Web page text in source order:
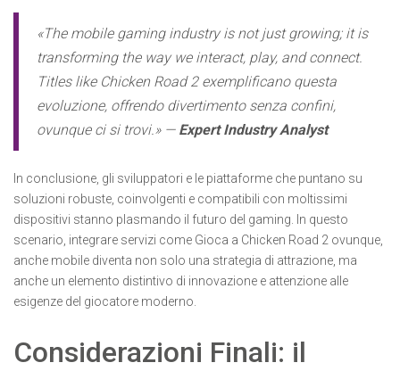
«The mobile gaming industry is not just growing; it is
transforming the way we interact, play, and connect.
Titles like Chicken Road 2 exemplificano questa
evoluzione, offrendo divertimento senza confini,
ovunque ci si trovi.» — Expert Industry Analyst
In conclusione, gli sviluppatori e le piattaforme che puntano su
soluzioni robuste, coinvolgenti e compatibili con moltissimi
dispositivi stanno plasmando il futuro del gaming. In questo
scenario, integrare servizi come Gioca a Chicken Road 2 ovunque,
anche mobile diventa non solo una strategia di attrazione, ma
anche un elemento distintivo di innovazione e attenzione alle
esigenze del giocatore moderno.
Considerazioni Finali: il